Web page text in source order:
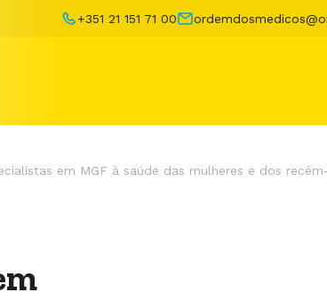
+351 21 151 71 00
em MGF à saúde das mulheres e dos